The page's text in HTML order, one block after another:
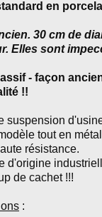
en
30 cm de
Elles sont
- façon
!!
suspension
tout en
résistance.
d'origine
de cachet !!!
: